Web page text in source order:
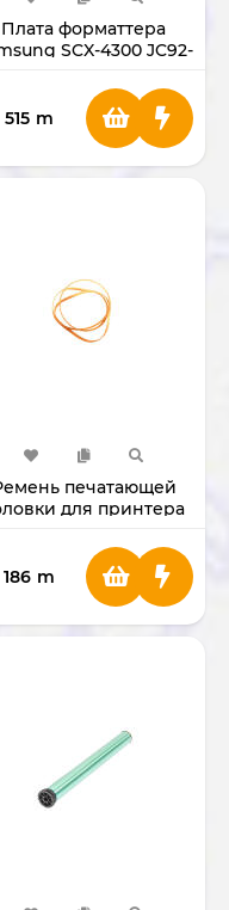
Плата форматтера
SCX-4300 JC92-
515 m
печатающей
для принтера
186 m